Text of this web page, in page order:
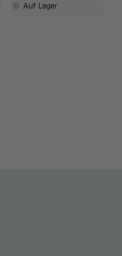
Auf Lager